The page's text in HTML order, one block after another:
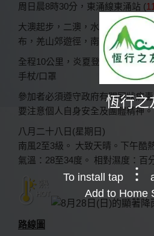
周日晨8時30分，東涌線東涌站 (
大澳起步，二澳，水務署泵房石
布，羌山郊遊徑，南涌村，大澳散
全程10公里，炎夏登山7小時，量
手杖/口罩
參加者必須遵守政府有關冠狀病
要注意個人自身安全及團體精神。
八月二十八日(星期日)
南風2至3級。 大致天晴。下午酷
氣溫：28至34度。 相對濕度：百
路線圖
恆行之
To install tap
Add to Home